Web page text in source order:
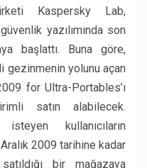
Kaspersky Lab,
yazılımında son
başlattı. Buna göre,
gezinmenin yolunu açan
for Ultra-Portables’ı
satın alabilecek.
kullanıcıların
2009 tarihine kadar
bir mağazaya